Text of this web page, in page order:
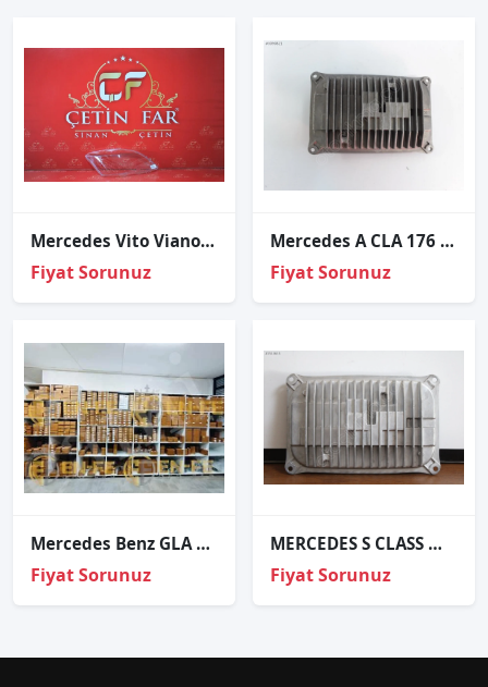
Mercedes Vi̇to Vi̇ano Sağ Far Cami
Fiyat Sorunuz
Mercedes A CLA 176 BEYİN FAR XENON BEYNİ A1769001204
Fiyat Sorunuz
Mercedes Benz GLA X156 2017-2021 Led Far Beyni A 176 900 41 04
Fiyat Sorunuz
MERCEDES S CLASS W222 SIFIR FAR BEYNİ A2229003013
Fiyat Sorunuz